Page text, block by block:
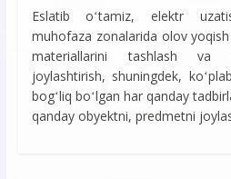
Eslatib oʻtamiz, elektr
muhofaza zonalarida olov
materiallarini tashlash va
joylashtirish, shuningdek,
bogʻliq boʻlgan har qanday
qanday obyektni, predmetni